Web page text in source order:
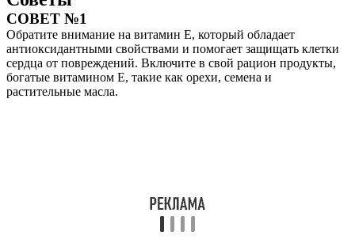
СОВЕТ №1
Обратите внимание на витамин Е, который обладает
антиоксидантными свойствами и помогает защищать клетки
сердца от повреждений. Включите в свой рацион продукты,
богатые витамином Е, такие как орехи, семена и
растительные масла.